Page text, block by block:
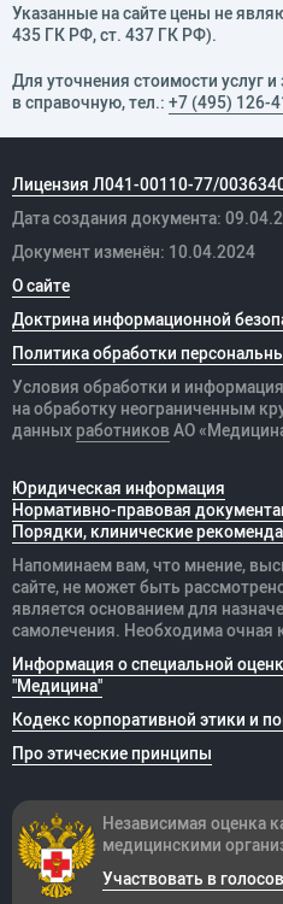
Указанные на сайте цены не
435 ГК РФ, cт. 437 ГК РФ).
Для уточнения стоимости услуг
в справочную, тел.: +7 (495) 126-
Лицензия Л041-00110-77/
Дата создания документа:
Документ изменён: 10.04.2024
О сайте
Доктрина информационной
Политика обработки
Условия обработки и
на обработку неограниченным
данных работников АО
Юридическая информация
Нормативно-правовая
Порядки, клинические
Напоминаем вам, что мнение,
сайте, не может быть
является основанием для
самолечения. Необходима очная
Информация о специальной
"Медицина"
Кодекс корпоративной этики и
Про этические принципы
Независимая оценка
медицинскими
Участвовать в